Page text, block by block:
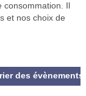
consommation. Il
et nos choix de
des évènements